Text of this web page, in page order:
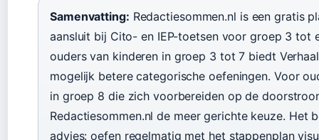
Samenvatting: Redactiesommen.nl is een gratis
aansluit bij Cito- en IEP-toetsen voor groep 3 tot
ouders van kinderen in groep 3 tot 7 biedt
mogelijk betere categorische oefeningen. Voor
in groep 8 die zich voorbereiden op de
Redactiesommen.nl de meer gerichte keuze. Het
advies: oefen regelmatig met het stappenplan